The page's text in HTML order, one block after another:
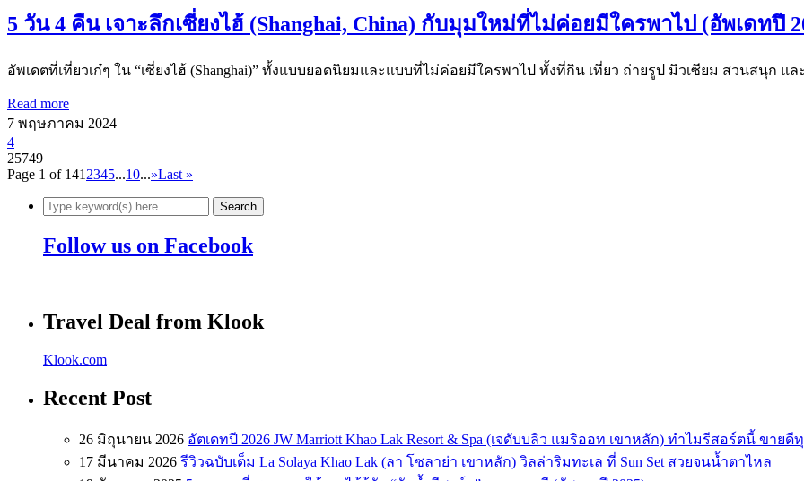
5 วัน 4 คืน เจาะลึกเซี่ยงไฮ้ (Shanghai, China) กับมุมใหม่ที่ไม่ค่อยมีใครพาไป (อัพเดทปี
อัพเดตที่เที่ยวเก๋ๆ ใน “เซี่ยงไฮ้ (Shanghai)” ทั้งแบบยอดนิยมและแบบที่ไม่ค่อยมีใครพาไป ทั้งที่กิน เที่ยว ถ่ายรูป มิวเซียม สวนสนุก แ
Read more
7 พฤษภาคม 2024
4
25749
Page 1 of 141 2345...10...»Last »
Follow us on Facebook
Travel Deal from Klook
Klook.com
Recent Post
26 มิถุนายน 2026 อัตเดทปี 2026 JW Marriott Khao Lak Resort & Spa (เจดับบลิว แมริออท เขาหลัก) ทำไมรีสอร์ตนี้ ขาย
17 มีนาคม 2026 รีวิวฉบับเต็ม La Solaya Khao Lak (ลา โซลาย่า เขาหลัก) วิลล่าริมทะเล ที่ Sun Set สวยจนน้ำตาไหล